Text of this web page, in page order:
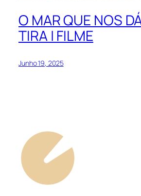
O MAR QUE NOS
TIRA | FILME
Junho 19, 2025